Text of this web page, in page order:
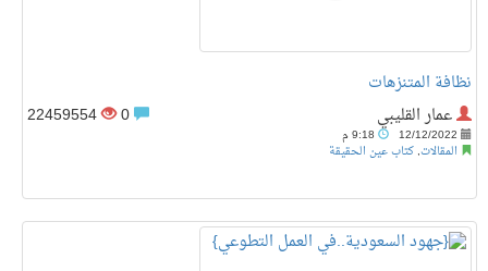
نظافة المتنزهات
عمار القليبي
12/12/2022
المقالات, كتاب عين الحقيقة
22459554